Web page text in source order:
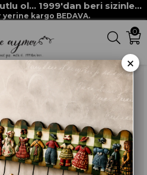
ol... 1999'dan beri sizinle...
kargo BEDAVA.
0
BOYALAR MULTİ METALİK 6502 GÜMÜŞ
×